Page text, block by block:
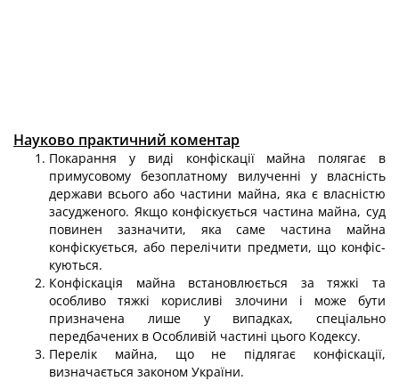
Науково практичний коментар
Покарання у виді конфіскації майна полягає в
примусовому безоплат­ному вилученні у власність
держави всього або частини майна, яка є власніс­тю
засудженого. Якщо конфіскується частина майна, суд
повинен зазначити, яка саме частина майна
конфіскується, або перелічити предмети, що конфіс­
куються.
Конфіскація майна встановлюється за тяжкі та
особливо тяжкі корисливі злочини і може бути
призначена лише у випадках, спеціально
передбачених в Особливій частині цього Кодексу.
Перелік майна, що не підлягає конфіскації,
визначається законом України.